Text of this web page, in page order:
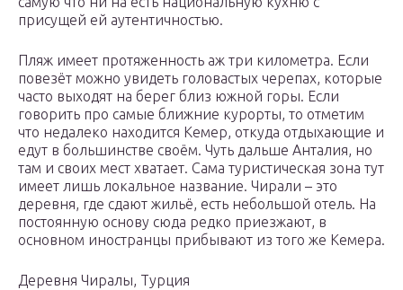
присущей ей аутентичностью.
Пляж имеет протяженность аж три километра. Если
повезёт можно увидеть головастых черепах, которые
часто выходят на берег близ южной горы. Если
говорить про самые ближние курорты, то отметим
что недалеко находится Кемер, откуда отдыхающие и
едут в большинстве своём. Чуть дальше Анталия, но
там и своих мест хватает. Сама туристическая зона тут
имеет лишь локальное название. Чирали – это
деревня, где сдают жильё, есть небольшой отель. На
постоянную основу сюда редко приезжают, в
основном иностранцы прибывают из того же Кемера.
Деревня Чиралы, Турция